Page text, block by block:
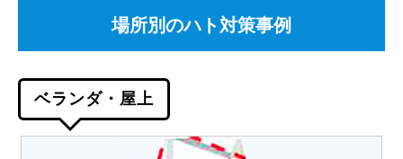
場所別のハト対策事例
ベランダ・屋上